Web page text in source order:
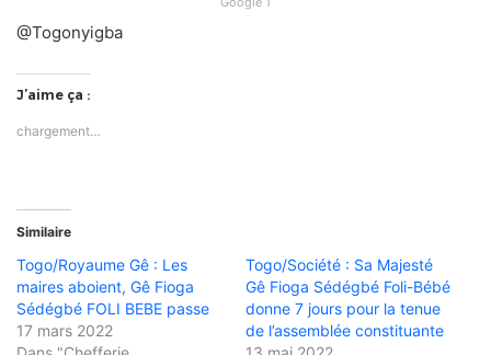
@Togonyigba
J’aime ça :
chargement…
Similaire
Togo/Royaume Gê : Les
maires aboient, Gê Fioga
Sédégbé FOLI BEBE passe
17 mars 2022
Togo/Société : Sa Majesté
Gê Fioga Sédégbé Foli-Bébé
donne 7 jours pour la tenue
de l’assemblée constituante